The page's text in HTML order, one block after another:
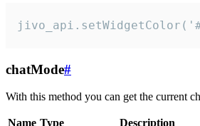
chatMode#
With this method you can get the current
Name Type
Description